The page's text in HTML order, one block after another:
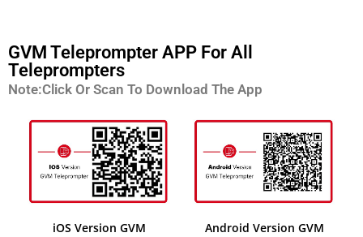
GVM Teleprompter APP For All
Teleprompters
Note:Click Or Scan To Download The App
iOS Version GVM
Android Version GVM